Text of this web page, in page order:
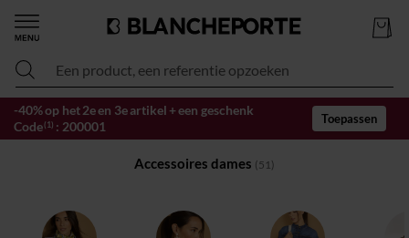
Een product, een referentie opzoeken
-40% op het 2e en 3e artikel + een geschenk
Code(1) : 200001
Toepassen
Accessoires dames (51)